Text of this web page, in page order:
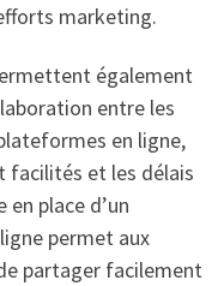
marketing.
également
entre les
en ligne,
facilités et les délais
place d’un
permet aux
partager facilement